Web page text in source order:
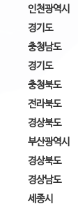
인천광역시
경기도
충청남도
경기도
충청북도
전라북도
경상북도
부산광역시
경상북도
경상남도
세종시